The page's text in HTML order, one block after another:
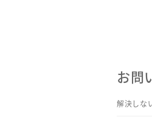
お問
解決しな